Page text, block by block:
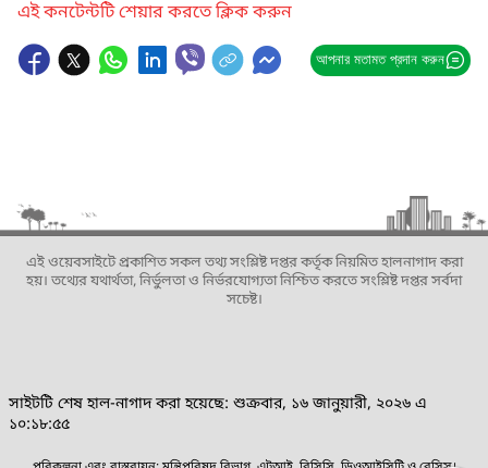
এই কনটেন্টটি শেয়ার করতে ক্লিক করুন
আপনার মতামত প্রদান করুন
এই ওয়েবসাইটে প্রকাশিত সকল তথ্য সংশ্লিষ্ট দপ্তর কর্তৃক নিয়মিত হালনাগাদ করা
হয়। তথ্যের যথার্থতা, নির্ভুলতা ও নির্ভরযোগ্যতা নিশ্চিত করতে সংশ্লিষ্ট দপ্তর সর্বদা
সচেষ্ট।
সাইটটি শেষ হাল-নাগাদ করা হয়েছে: শুক্রবার, ১৬ জানুয়ারী, ২০২৬ এ
১০:১৮:৫৫